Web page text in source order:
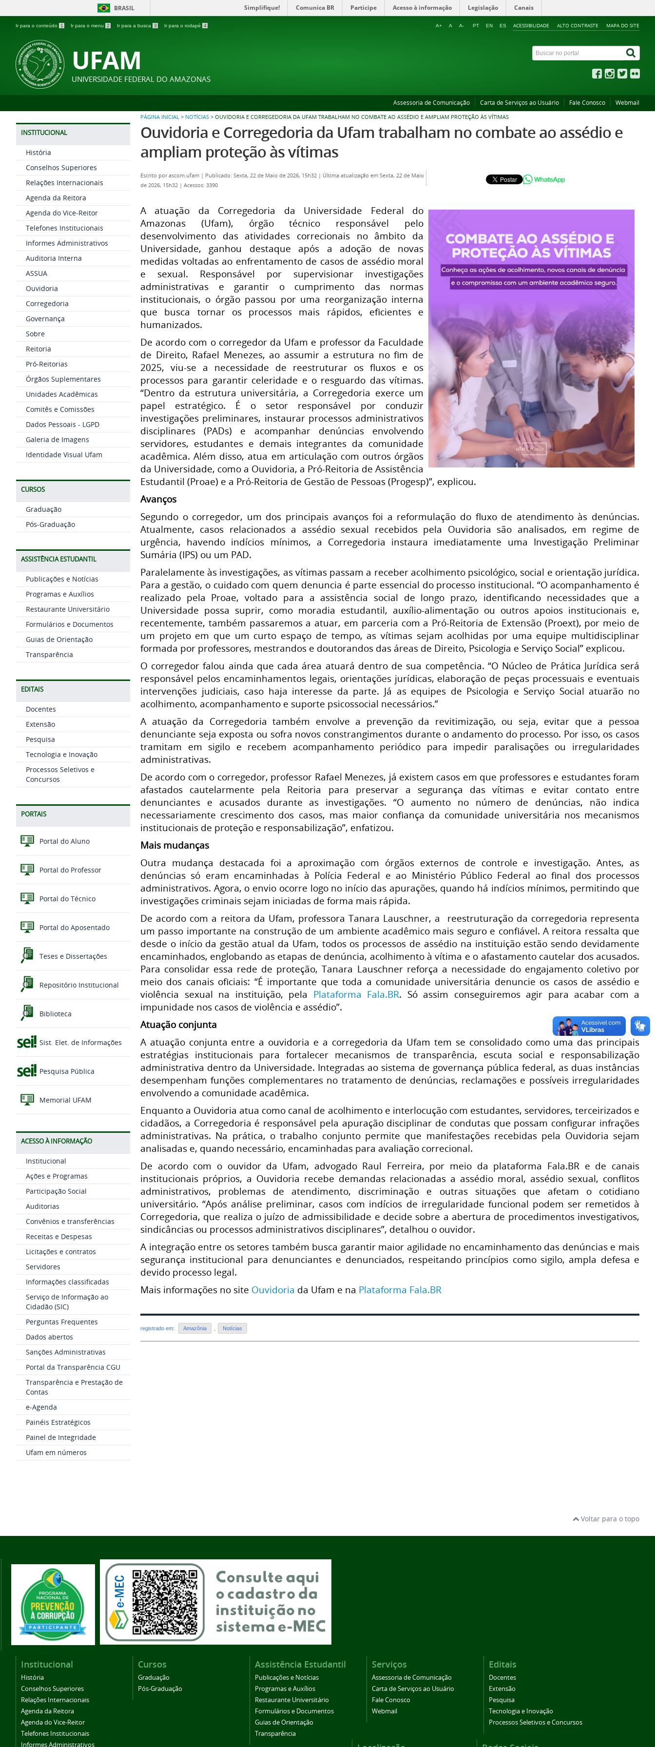
BRASIL Simplifique! Comunica BR Participe Acesso à informação Legislação Canais
Ir para o conteúdo 1 Ir para o menu 2 Ir para a busca 3 Ir para o rodapé 4 ACESSIBILIDADE ALTO CONTRASTE MAPA DO SITE
A+ A A- PT EN ES
UFAM
UNIVERSIDADE FEDERAL DO AMAZONAS
Assessoria de Comunicação Carta de Serviços ao Usuário Fale Conosco Webmail
PÁGINA INICIAL > NOTÍCIAS > OUVIDORIA E CORREGEDORIA DA UFAM TRABALHAM NO COMBATE AO ASSÉDIO E AMPLIAM PROTEÇÃO ÀS VÍTIMAS
INSTITUCIONAL
História
Conselhos Superiores
Relações Internacionais
Agenda da Reitora
Agenda do Vice-Reitor
Telefones Institucionais
Informes Administrativos
Auditoria Interna
ASSUA
Ouvidoria
Corregedoria
Governança
Sobre
Reitoria
Pró-Reitorias
Órgãos Suplementares
Unidades Acadêmicas
Comitês e Comissões
Dados Pessoais - LGPD
Galeria de Imagens
Identidade Visual Ufam
CURSOS
Graduação
Pós-Graduação
ASSISTÊNCIA ESTUDANTIL
Publicações e Notícias
Programas e Auxílios
Restaurante Universitário
Formulários e Documentos
Guias de Orientação
Transparência
EDITAIS
Docentes
Extensão
Pesquisa
Tecnologia e Inovação
Processos Seletivos e
Concursos
PORTAIS
Portal do Aluno
Portal do Professor
Portal do Técnico
Portal do Aposentado
Teses e Dissertações
Repositório Institucional
Biblioteca
Sist. Elet. de Informações
Pesquisa Pública
Memorial UFAM
ACESSO À INFORMAÇÃO
Institucional
Ações e Programas
Participação Social
Auditorias
Convênios e transferências
Receitas e Despesas
Licitações e contratos
Servidores
Informações classificadas
Serviço de Informação ao
Cidadão (SIC)
Perguntas Frequentes
Dados abertos
Sanções Administrativas
Portal da Transparência CGU
Transparência e Prestação de
Contas
e-Agenda
Painéis Estratégicos
Painel de Integridade
Ufam em números
Ouvidoria e Corregedoria da Ufam trabalham no combate ao assédio e
ampliam proteção às vítimas
Escrito porascom.ufam | Publicado: Sexta, 22 de Maio de 2026, 15h32 | Última atualização em Sexta, 22 de Maio
de 2026, 15h32 | Acessos: 3390
A atuação da Corregedoria da Universidade Federal do
Amazonas (Ufam), órgão técnico responsável pelo
desenvolvimento das atividades correcionais no âmbito da
Universidade, ganhou destaque após a adoção de novas
medidas voltadas ao enfrentamento de casos de assédio moral
e sexual. Responsável por supervisionar investigações
administrativas e garantir o cumprimento das normas
institucionais, o órgão passou por uma reorganização interna
que busca tornar os processos mais rápidos, eficientes e
humanizados.
De acordo com o corregedor da Ufam e professor da Faculdade
de Direito, Rafael Menezes, ao assumir a estrutura no fim de
2025, viu-se a necessidade de reestruturar os fluxos e os
processos para garantir celeridade e o resguardo das vítimas.
“Dentro da estrutura universitária, a Corregedoria exerce um
papel estratégico. É o setor responsável por conduzir
investigações preliminares, instaurar processos administrativos
disciplinares (PADs) e acompanhar denúncias envolvendo
servidores, estudantes e demais integrantes da comunidade
acadêmica. Além disso, atua em articulação com outros órgãos
da Universidade, como a Ouvidoria, a Pró-Reitoria de Assistência
Estudantil (Proae) e a Pró-Reitoria de Gestão de Pessoas (Progesp)”, explicou.
Avanços
Segundo o corregedor, um dos principais avanços foi a reformulação do fluxo de atendimento às denúncias.
Atualmente, casos relacionados a assédio sexual recebidos pela Ouvidoria são analisados, em regime de
urgência, havendo indícios mínimos, a Corregedoria instaura imediatamente uma Investigação Preliminar
Sumária (IPS) ou um PAD.
Paralelamente às investigações, as vítimas passam a receber acolhimento psicológico, social e orientação jurídica.
Para a gestão, o cuidado com quem denuncia é parte essencial do processo institucional. “O acompanhamento é
realizado pela Proae, voltado para a assistência social de longo prazo, identificando necessidades que a
Universidade possa suprir, como moradia estudantil, auxílio-alimentação ou outros apoios institucionais e,
recentemente, também passaremos a atuar, em parceria com a Pró-Reitoria de Extensão (Proext), por meio de
um projeto em que um curto espaço de tempo, as vítimas sejam acolhidas por uma equipe multidisciplinar
formada por professores, mestrandos e doutorandos das áreas de Direito, Psicologia e Serviço Social” explicou.
O corregedor falou ainda que cada área atuará dentro de sua competência. “O Núcleo de Prática Jurídica será
responsável pelos encaminhamentos legais, orientações jurídicas, elaboração de peças processuais e eventuais
intervenções judiciais, caso haja interesse da parte. Já as equipes de Psicologia e Serviço Social atuarão no
acolhimento, acompanhamento e suporte psicossocial necessários.”
A atuação da Corregedoria também envolve a prevenção da revitimização, ou seja, evitar que a pessoa
denunciante seja exposta ou sofra novos constrangimentos durante o andamento do processo. Por isso, os casos
tramitam em sigilo e recebem acompanhamento periódico para impedir paralisações ou irregularidades
administrativas.
De acordo com o corregedor, professor Rafael Menezes, já existem casos em que professores e estudantes foram
afastados cautelarmente pela Reitoria para preservar a segurança das vítimas e evitar contato entre
denunciantes e acusados durante as investigações. “O aumento no número de denúncias, não indica
necessariamente crescimento dos casos, mas maior confiança da comunidade universitária nos mecanismos
institucionais de proteção e responsabilização”, enfatizou.
Mais mudanças
Outra mudança destacada foi a aproximação com órgãos externos de controle e investigação. Antes, as
denúncias só eram encaminhadas à Polícia Federal e ao Ministério Público Federal ao final dos processos
administrativos. Agora, o envio ocorre logo no início das apurações, quando há indícios mínimos, permitindo que
investigações criminais sejam iniciadas de forma mais rápida.
De acordo com a reitora da Ufam, professora Tanara Lauschner, a reestruturação da corregedoria representa
um passo importante na construção de um ambiente acadêmico mais seguro e confiável. A reitora ressalta que
desde o início da gestão atual da Ufam, todos os processos de assédio na instituição estão sendo devidamente
encaminhados, englobando as etapas de denúncia, acolhimento à vítima e o afastamento cautelar dos acusados.
Para consolidar essa rede de proteção, Tanara Lauschner reforça a necessidade do engajamento coletivo por
meio dos canais oficiais: “É importante que toda a comunidade universitária denuncie os casos de assédio e
violência sexual na instituição, pela Plataforma Fala.BR. Só assim conseguiremos agir para acabar com a
impunidade nos casos de violência e assédio”.
Atuação conjunta
A atuação conjunta entre a ouvidoria e a corregedoria da Ufam tem se consolidado como uma das principais
estratégias institucionais para fortalecer mecanismos de transparência, escuta social e responsabilização
administrativa dentro da Universidade. Integradas ao sistema de governança pública federal, as duas instâncias
desempenham funções complementares no tratamento de denúncias, reclamações e possíveis irregularidades
envolvendo a comunidade acadêmica.
Enquanto a Ouvidoria atua como canal de acolhimento e interlocução com estudantes, servidores, terceirizados e
cidadãos, a Corregedoria é responsável pela apuração disciplinar de condutas que possam configurar infrações
administrativas. Na prática, o trabalho conjunto permite que manifestações recebidas pela Ouvidoria sejam
analisadas e, quando necessário, encaminhadas para avaliação correcional.
De acordo com o ouvidor da Ufam, advogado Raul Ferreira, por meio da plataforma Fala.BR e de canais
institucionais próprios, a Ouvidoria recebe demandas relacionadas a assédio moral, assédio sexual, conflitos
administrativos, problemas de atendimento, discriminação e outras situações que afetam o cotidiano
universitário. “Após análise preliminar, casos com indícios de irregularidade funcional podem ser remetidos à
Corregedoria, que realiza o juízo de admissibilidade e decide sobre a abertura de procedimentos investigativos,
sindicâncias ou processos administrativos disciplinares”, detalhou o ouvidor.
A integração entre os setores também busca garantir maior agilidade no encaminhamento das denúncias e mais
segurança institucional para denunciantes e denunciados, respeitando princípios como sigilo, ampla defesa e
devido processo legal.
Mais informações no site Ouvidoria da Ufam e na Plataforma Fala.BR
registrado em: Amazônia Notícias
Voltar para o topo
Institucional
História
Conselhos Superiores
Relações Internacionais
Agenda da Reitora
Agenda do Vice-Reitor
Telefones Institucionais
Informes Administrativos
Cursos
Graduação
Pós-Graduação
Assistência Estudantil
Publicações e Notícias
Programas e Auxílios
Restaurante Universitário
Formulários e Documentos
Guias de Orientação
Transparência
Serviços
Assessoria de Comunicação
Carta de Serviços ao Usuário
Fale Conosco
Webmail
Editais
Docentes
Extensão
Pesquisa
Tecnologia e Inovação
Processos Seletivos e Concursos